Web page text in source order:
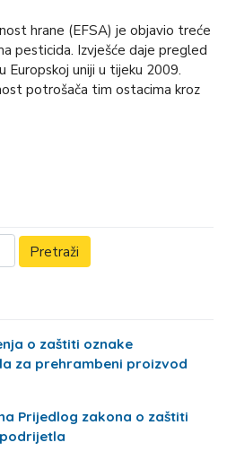
hrane (EFSA) je objavio treće
pesticida. Izvješće daje pregled
Europskoj uniji u tijeku 2009.
potrošača tim ostacima kroz
o zaštiti oznake
za prehrambeni proizvod
Prijedlog zakona o zaštiti